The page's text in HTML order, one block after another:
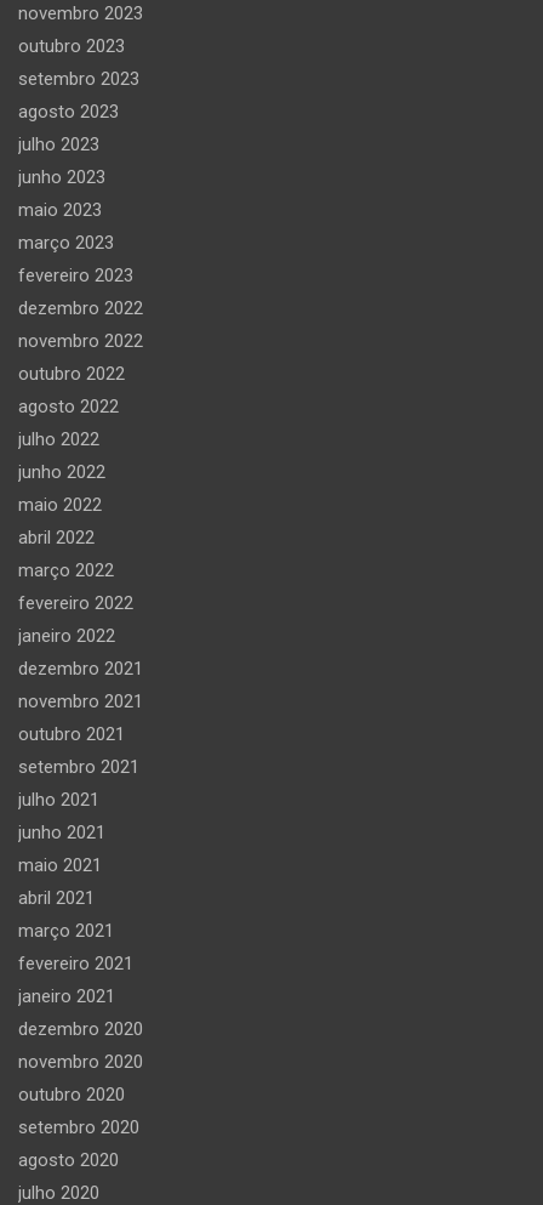
novembro 2023
outubro 2023
setembro 2023
agosto 2023
julho 2023
junho 2023
maio 2023
março 2023
fevereiro 2023
dezembro 2022
novembro 2022
outubro 2022
agosto 2022
julho 2022
junho 2022
maio 2022
abril 2022
março 2022
fevereiro 2022
janeiro 2022
dezembro 2021
novembro 2021
outubro 2021
setembro 2021
julho 2021
junho 2021
maio 2021
abril 2021
março 2021
fevereiro 2021
janeiro 2021
dezembro 2020
novembro 2020
outubro 2020
setembro 2020
agosto 2020
julho 2020